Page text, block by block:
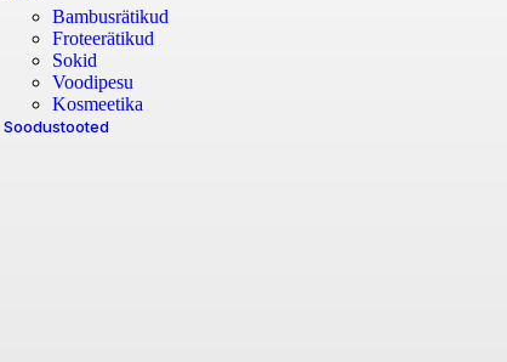
Bambusrätikud
Froteerätikud
Sokid
Voodipesu
Kosmeetika
Soodustooted